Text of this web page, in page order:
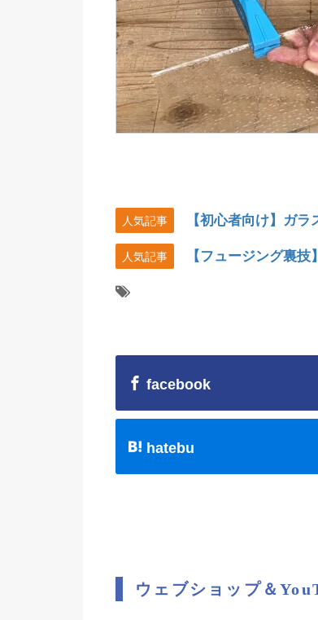
人気記事 【初心者向け】ガ
人気記事 【フュージング裏
facebook
hatebu
ウェブショップ＆